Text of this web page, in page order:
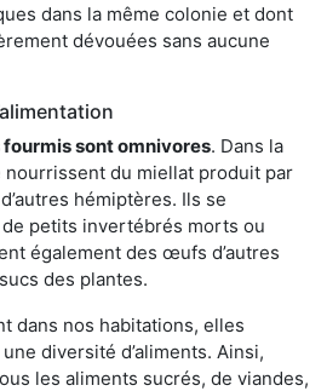
dans la même colonie et dont
dévouées sans aucune
fourmis sont omnivores. Dans la
nourrissent du miellat produit par
hémiptères. Ils se
petits invertébrés morts ou
également des œufs d’autres
des plantes.
dans nos habitations, elles
diversité d’aliments. Ainsi,
les aliments sucrés, de viandes,